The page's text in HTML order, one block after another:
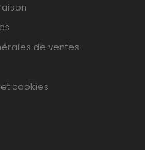
de ventes
cookies